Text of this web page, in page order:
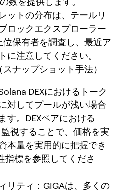
ットの分布は、テールリ
ロックエクスプローラー
位保有者を調査し、最近ア
に注意してください。
ナップショット手法）
DEXにおけるトーク
対してプールが浅い場合
す。DEXペアにおける
視することで、価格を実
本量を実用的に把握でき
指標を参照してくださ
リティ：GIGAは、多くの